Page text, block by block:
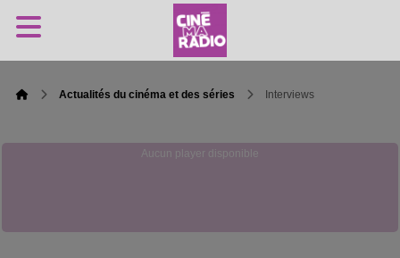
Actualités du cinéma et des séries Interviews
Aucun player disponible